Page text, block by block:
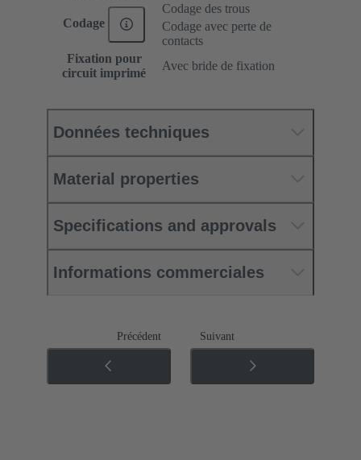
Codage
Codage des trous
Codage avec perte de
contacts
Fixation pour
circuit imprimé
Avec bride de fixation
Données techniques
Material properties
Specifications and approvals
Informations commerciales
Précédent Suivant